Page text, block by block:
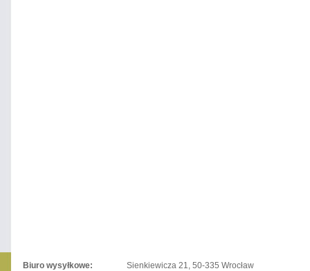
Biuro wysyłkowe:
Sienkiewicza 21, 50-335 Wrocław